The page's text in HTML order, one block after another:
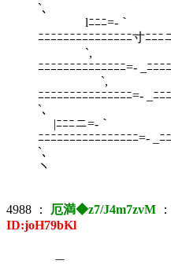
`
lﾆﾆﾆ=-｀
ﾆﾆﾆﾆﾆﾆﾆﾆﾆﾆﾆﾆ
`, |ﾆﾆ
ﾆﾆﾆﾆﾆﾆﾆﾆﾆﾆﾆﾆﾆﾆ
`, |ﾆﾆ
ﾆﾆﾆﾆﾆﾆﾆﾆﾆﾆﾆﾆﾆﾆﾆ=- _ﾆﾆ
`
|ﾆﾆﾆニ=-｀
ﾆﾆﾆﾆﾆﾆﾆﾆﾆﾆﾆﾆﾆﾆﾆﾆ=- _ﾆ
`、
ヽ |ﾆﾆﾆﾆ
4988 ： 厄満◆z7/J4m7zvM ：
ID:joH79bKl